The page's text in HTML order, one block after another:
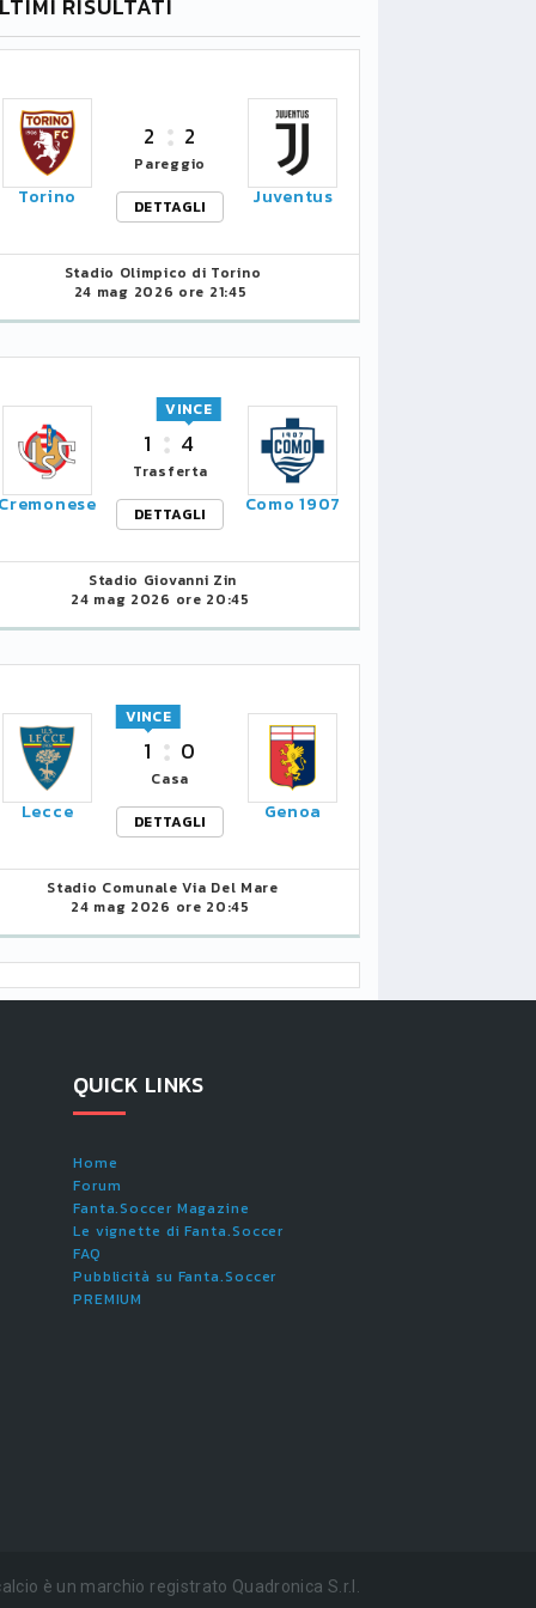
RISULTATI
Torino
2 2
Pareggio
DETTAGLI
Juventus
Stadio Olimpico di Torino
24 mag 2026 ore 21:45
1 4
VINCE
Trasferta
DETTAGLI
Como 1907
Stadio Giovanni Zin
24 mag 2026 ore 20:45
Lecce
1
VINCE
0
Casa
DETTAGLI
Genoa
Stadio Comunale Via Del Mare
24 mag 2026 ore 20:45
QUICK LINKS
Home
Forum
Fanta.Soccer Magazine
Le vignette di Fanta.Soccer
FAQ
Pubblicità su Fanta.Soccer
PREMIUM
è un marchio registrato Quadronica S.r.l.